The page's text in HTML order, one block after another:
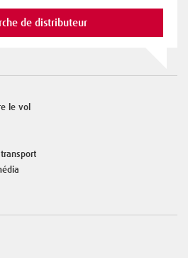
de distributeur
le vol